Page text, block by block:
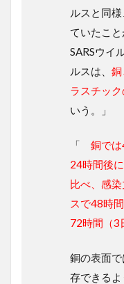
ルスと同様
ていたこ
SARSウイ
ルスは、 銅
ラスチッ
いう。」
「 銅で
24時間後
比べ、感
スで48時
72時間（3
銅の表面
存できるよ